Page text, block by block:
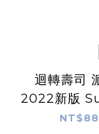
迴轉壽司
2022新版
Party 繁體